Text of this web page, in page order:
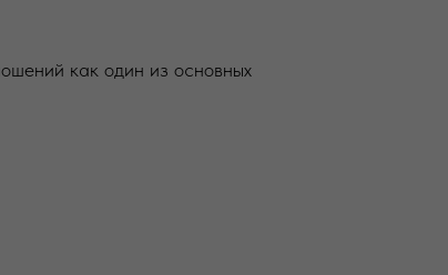
как один из основных